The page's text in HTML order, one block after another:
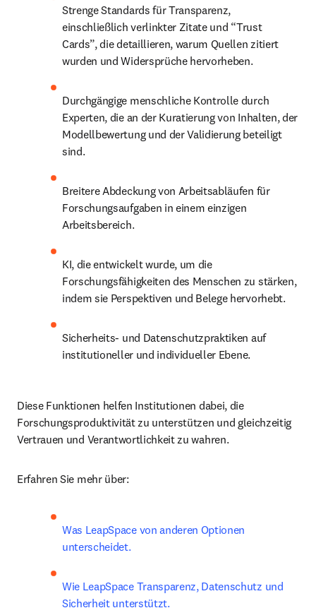
Strenge Standards für Transparenz,
einschließlich verlinkter Zitate und “Trust
Cards”, die detaillieren, warum Quellen zitiert
wurden und Widersprüche hervorheben.
Durchgängige menschliche Kontrolle durch
Experten, die an der Kuratierung von Inhalten, der
Modellbewertung und der Validierung beteiligt
sind.
Breitere Abdeckung von Arbeitsabläufen für
Forschungsaufgaben in einem einzigen
Arbeitsbereich.
KI, die entwickelt wurde, um die
Forschungsfähigkeiten des Menschen zu stärken,
indem sie Perspektiven und Belege hervorhebt.
Sicherheits- und Datenschutzpraktiken auf
institutioneller und individueller Ebene.
Diese Funktionen helfen Institutionen dabei, die
Forschungsproduktivität zu unterstützen und gleichzeitig
Vertrauen und Verantwortlichkeit zu wahren.
Erfahren Sie mehr über:
Was LeapSpace von anderen Optionen
unterscheidet.
Wie LeapSpace Transparenz, Datenschutz und
Sicherheit unterstützt.